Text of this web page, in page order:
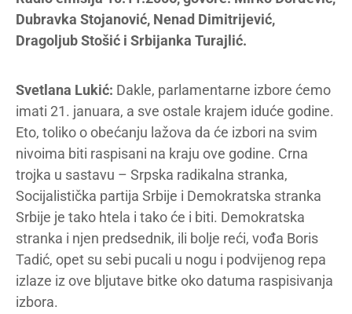
Dubravka Stojanović, Nenad Dimitrijević,
Dragoljub Stošić i Srbijanka Turajlić.
Svetlana Lukić: Dakle, parlamentarne izbore ćemo
imati 21. januara, a sve ostale krajem iduće godine.
Eto, toliko o obećanju lažova da će izbori na svim
nivoima biti raspisani na kraju ove godine. Crna
trojka u sastavu – Srpska radikalna stranka,
Socijalistička partija Srbije i Demokratska stranka
Srbije je tako htela i tako će i biti. Demokratska
stranka i njen predsednik, ili bolje reći, vođa Boris
Tadić, opet su sebi pucali u nogu i podvijenog repa
izlaze iz ove bljutave bitke oko datuma raspisivanja
izbora.